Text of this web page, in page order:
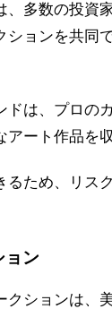
、多数の投資
ションを共同
ドは、プロの
ート作品を
るため、リス
ョン
クションは、